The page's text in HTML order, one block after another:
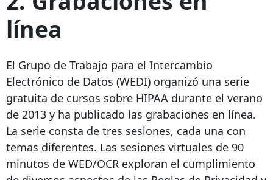
línea
El Grupo de Trabajo para el Intercambio
Electrónico de Datos (WEDI) organizó una serie
gratuita de cursos sobre HIPAA durante el verano
de 2013 y ha publicado las grabaciones en línea.
La serie consta de tres sesiones, cada una con
temas diferentes. Las sesiones virtuales de 90
minutos de WED/OCR exploran el cumplimiento